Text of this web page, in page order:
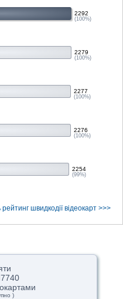
2292
(100%)
2279
(100%)
2277
(100%)
2276
(100%)
2254
(99%)
рейтинг швидкодії відеокарт >>>
)